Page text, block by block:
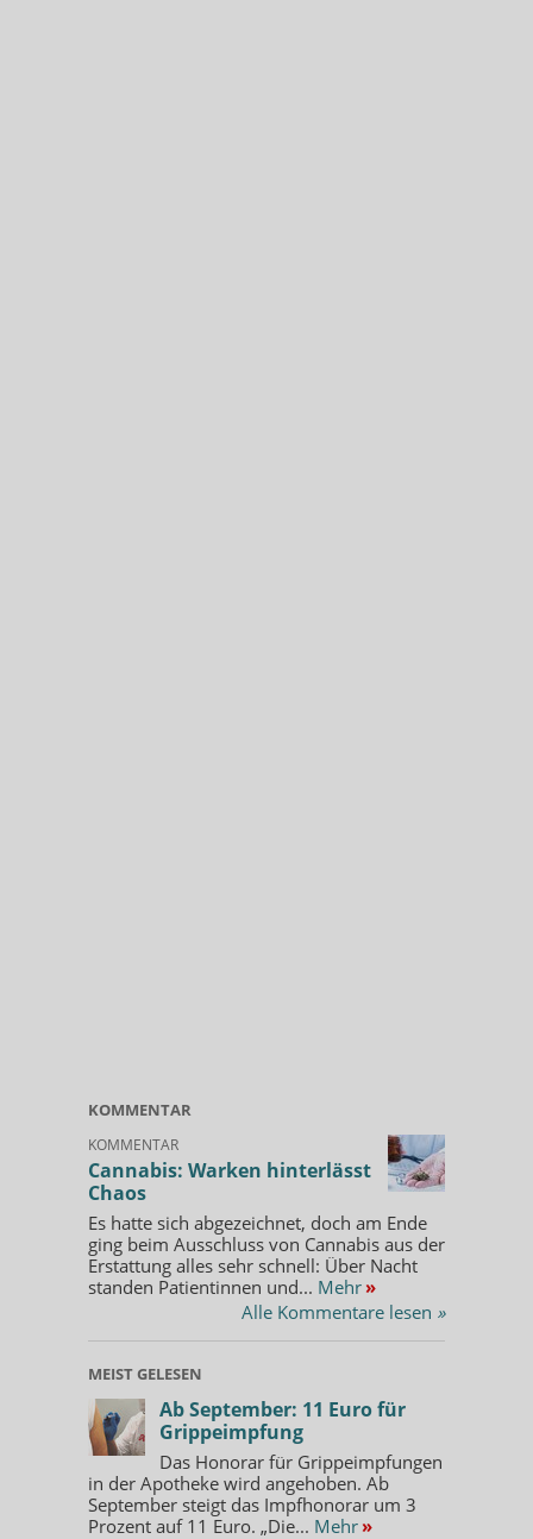
KOMMENTAR
KOMMENTAR
Cannabis: Warken hinterlässt
Chaos
Es hatte sich abgezeichnet, doch am Ende
ging beim Ausschluss von Cannabis aus der
Erstattung alles sehr schnell: Über Nacht
standen Patientinnen und... Mehr »
Alle Kommentare lesen »
MEIST GELESEN
Ab September: 11 Euro für
Grippeimpfung
Das Honorar für Grippeimpfungen
in der Apotheke wird angehoben. Ab
September steigt das Impfhonorar um 3
Prozent auf 11 Euro. „Die... Mehr »